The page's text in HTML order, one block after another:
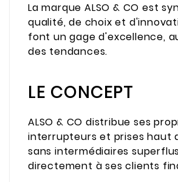
La marque ALSO & CO est
qualité, de choix et
font un gage d'excellence,
des tendances.
LE CONCEPT
ALSO & CO distribue ses
interrupteurs et prises haut
sans intermédiaires
directement à ses clients